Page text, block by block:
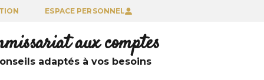
ESPACE PERSONNEL
aux comptes
adaptés à vos besoins